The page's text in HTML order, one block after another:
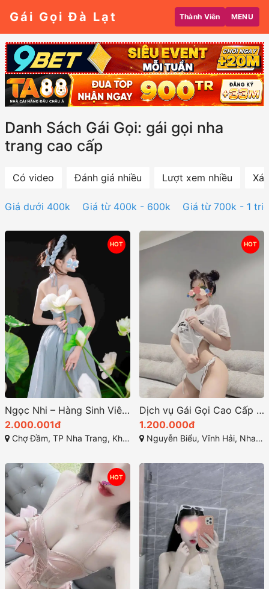
Gái Gọi Đà Lạt Thành Viên MENU
Danh Sách Gái Gọi: gái gọi nha
trang cao cấp
Có video Đánh giá nhiều Lượt xem nhiều
Giá dưới 400k Giá từ 400k - 600k Giá từ 700k - 1
HOT
Ngọc Nhi – Hàng Sinh Viên Cao Cấp Uy Tín Tại Nha Trang | Gái Gọi Sinh Viên TP Nha Trang 2026
2.000.001đ
Chợ Đầm, TP Nha Trang, Khánh Hòa
HOT
Dịch vụ Gái Gọi Cao Cấp Nha Trang – Dịp Anh với Gái Gọi Nha Trang Xinh Đẹp
1.200.000đ
Nguyễn Biểu, Vĩnh Hải, Nha Trang, Khánh Hòa, Việt Nam
HOT